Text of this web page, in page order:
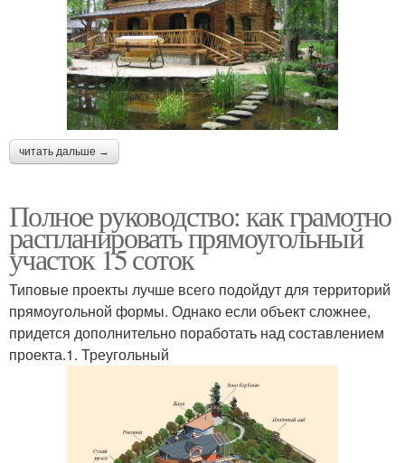
читать дальше →
Полное руководство: как грамотно
распланировать прямоугольный
участок 15 соток
Типовые проекты лучше всего подойдут для территорий
прямоугольной формы. Однако если объект сложнее,
придется дополнительно поработать над составлением
проекта.1. Треугольный